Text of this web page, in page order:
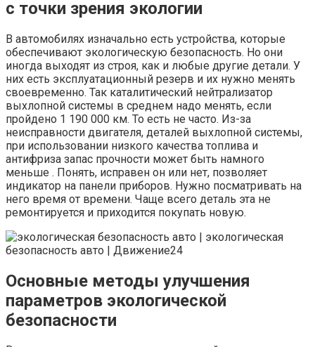
с точки зрения экологии
В автомобилях изначально есть устройства, которые
обеспечивают экологическую безопасность. Но они
иногда выходят из строя, как и любые другие детали. У
них есть эксплуатационный резерв и их нужно менять
своевременно. Так каталитический нейтрализатор
выхлопной системы в среднем надо менять, если
пройдено 1 190 000 км. То есть не часто. Из-за
неисправности двигателя, деталей выхлопной системы,
при использовании низкого качества топлива и
антифриза запас прочности может быть намного
меньше . Понять, исправен он или нет, позволяет
индикатор на панели приборов. Нужно посматривать на
него время от времени. Чаще всего деталь эта не
ремонтируется и приходится покупать новую.
Основные методы улучшения
параметров экологической
безопасности